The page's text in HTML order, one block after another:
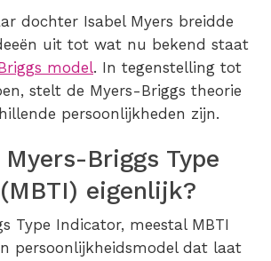
dochter Isabel Myers breidde
uit tot wat nu bekend staat
model. In tegenstelling tot
stelt de Myers-Briggs theorie
persoonlijkheden zijn.
Briggs Type
eigenlijk?
Type Indicator, meestal MBTI
persoonlijkheidsmodel dat laat